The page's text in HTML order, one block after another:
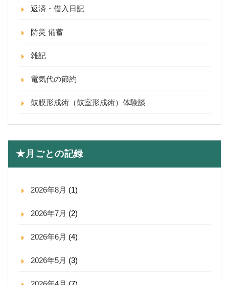
返済・借入日記
防災 備蓄
雑記
電気代の節約
鼓膜形成術（鼓室形成術）体験談
★月ごとの記録
2026年8月 (1)
2026年7月 (2)
2026年6月 (4)
2026年5月 (3)